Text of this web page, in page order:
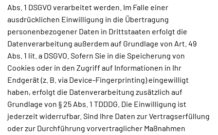
Abs. 1 DSGVO verarbeitet werden. Im Falle einer
ausdrücklichen Einwilligung in die Übertragung
personenbezogener Daten in Drittstaaten erfolgt die
Datenverarbeitung außerdem auf Grundlage von Art. 49
Abs. 1 lit. a DSGVO. Sofern Sie in die Speicherung von
Cookies oder in den Zugriff auf Informationen in Ihr
Endgerät (z. B. via Device-Fingerprinting) eingewilligt
haben, erfolgt die Datenverarbeitung zusätzlich auf
Grundlage von § 25 Abs. 1 TDDDG. Die Einwilligung ist
jederzeit widerrufbar. Sind Ihre Daten zur Vertragserfüllung
oder zur Durchführung vorvertraglicher Maßnahmen